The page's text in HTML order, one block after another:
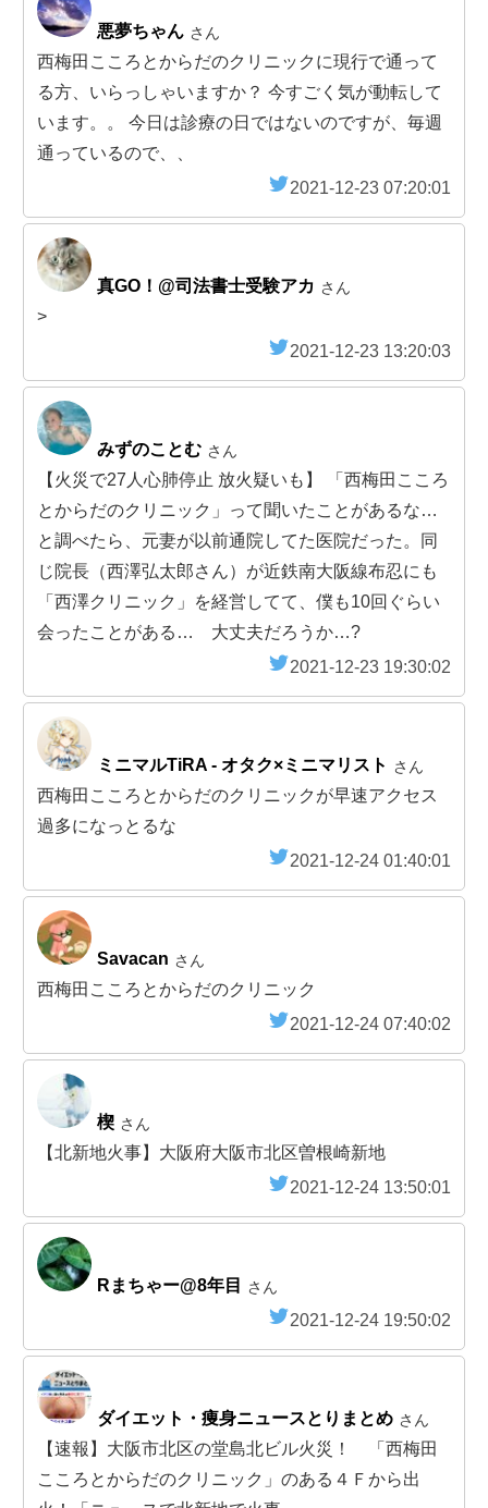
悪夢ちゃん さん
西梅田こころとからだのクリニックに現行で通って
る方、いらっしゃいますか？ 今すごく気が動転して
います。。 今日は診療の日ではないのですが、毎週
通っているので、、
2021-12-23 07:20:01
真GO！@司法書士受験アカ さん
>
2021-12-23 13:20:03
みずのことむ さん
【火災で27人心肺停止 放火疑いも】 「西梅田こころ
とからだのクリニック」って聞いたことがあるな…
と調べたら、元妻が以前通院してた医院だった。同
じ院長（西澤弘太郎さん）が近鉄南大阪線布忍にも
「西澤クリニック」を経営してて、僕も10回ぐらい
会ったことがある… 大丈夫だろうか…?
2021-12-23 19:30:02
ミニマルTiRA - オタク×ミニマリスト さん
西梅田こころとからだのクリニックが早速アクセス
過多になっとるな
2021-12-24 01:40:01
Savacan さん
西梅田こころとからだのクリニック
2021-12-24 07:40:02
楔 さん
【北新地火事】大阪府大阪市北区曽根崎新地
2021-12-24 13:50:01
Rまちゃー@8年目 さん
2021-12-24 19:50:02
ダイエット・痩身ニュースとりまとめ さん
【速報】大阪市北区の堂島北ビル火災！ 「西梅田
こころとからだのクリニック」のある４Ｆから出